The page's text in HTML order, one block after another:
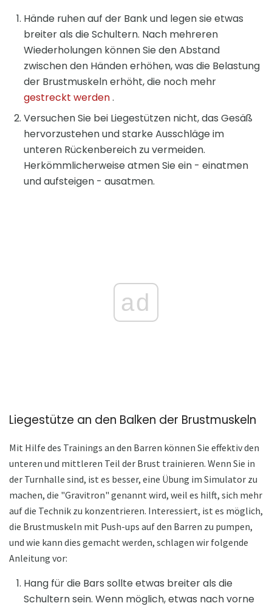
Hände ruhen auf der Bank und legen sie etwas
breiter als die Schultern. Nach mehreren
Wiederholungen können Sie den Abstand
zwischen den Händen erhöhen, was die Belastung
der Brustmuskeln erhöht, die noch mehr
gestreckt werden.
Versuchen Sie bei Liegestützen nicht, das Gesäß
hervorzustehen und starke Ausschläge im
unteren Rückenbereich zu vermeiden.
Herkömmlicherweise atmen Sie ein - einatmen
und aufsteigen - ausatmen.
ad
Liegestütze an den Balken der Brustmuskeln
Mit Hilfe des Trainings an den Barren können Sie effektiv den
unteren und mittleren Teil der Brust trainieren. Wenn Sie in
der Turnhalle sind, ist es besser, eine Übung im Simulator zu
machen, die "Gravitron" genannt wird, weil es hilft, sich mehr
auf die Technik zu konzentrieren. Interessiert, ist es möglich,
die Brustmuskeln mit Push-ups auf den Barren zu pumpen,
und wie kann dies gemacht werden, schlagen wir folgende
Anleitung vor:
Hang für die Bars sollte etwas breiter als die
Schultern sein. Wenn möglich, etwas nach vorne